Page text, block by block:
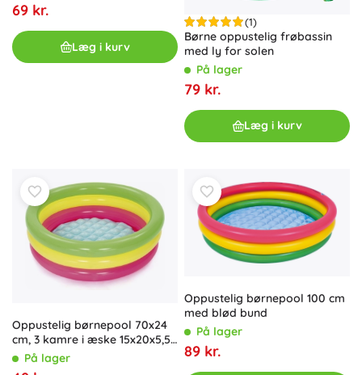
69 kr.
Læg i kurv
(1)
Børne oppustelig frøbassin
med ly for solen
På lager
79 kr.
Læg i kurv
Oppustelig børnepool 70x24
cm, 3 kamre i æske 15x20x5,5
cm, 2+
På lager
Oppustelig børnepool 100 cm
med blød bund
På lager
89 kr.